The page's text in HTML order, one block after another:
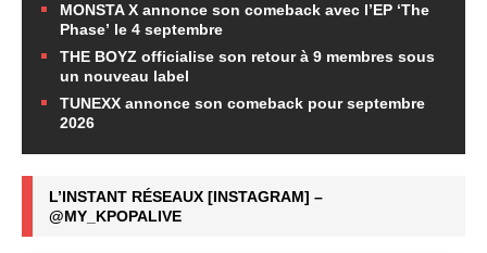
MONSTA X annonce son comeback avec l’EP ‘The
Phase’ le 4 septembre
THE BOYZ officialise son retour à 9 membres sous
un nouveau label
TUNEXX annonce son comeback pour septembre
2026
L’INSTANT RÉSEAUX [INSTAGRAM] –
@MY_KPOPALIVE